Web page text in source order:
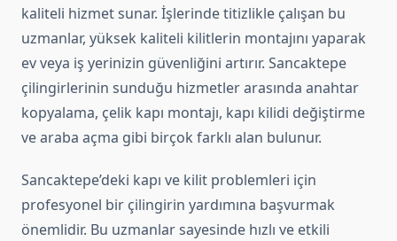
kaliteli hizmet sunar. İşlerinde titizlikle çalışan bu
uzmanlar, yüksek kaliteli kilitlerin montajını yaparak
ev veya iş yerinizin güvenliğini artırır. Sancaktepe
çilingirlerinin sunduğu hizmetler arasında anahtar
kopyalama, çelik kapı montajı, kapı kilidi değiştirme
ve araba açma gibi birçok farklı alan bulunur.
Sancaktepe’deki kapı ve kilit problemleri için
profesyonel bir çilingirin yardımına başvurmak
önemlidir. Bu uzmanlar sayesinde hızlı ve etkili